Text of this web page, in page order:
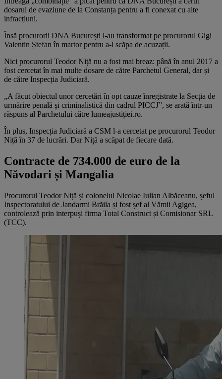
dosarul de evaziune de la Constanța pentru a fi conexat cu alte
infracțiuni.
Însă procurorii DNA București l-au transformat pe procurorul Gigi
Valentin Ștefan în martor pentru a-l scăpa de acuzații.
Nici procurorul Teodor Niță nu a fost mai breaz: până în anul 2017 a
fost cercetat în mai multe dosare de către Parchetul General, dar și
de către Inspecția Judiciară.
„A făcut obiectul unor cercetări în opt cauze înregistrate la Secția de
urmărire penală și criminalistică din cadrul PICCJ”, se arată într-un
răspuns al Parchetului către lumeajustiției.ro.
În plus, Inspecția Judiciară a CSM l-a cercetat pe procurorul Teodor
Niță în 37 de lucrări. Dar Niță a scăpat de fiecare dată.
Contracte de 734.000 de euro de la
Năvodari și Mangalia
Procurorul Teodor Niță și colonelul Nicolae Iulian Albăceanu, șeful
Inspectoratului de Jandarmi Brăila și fost șef al Vămii Agigea,
controlează prin interpuși firma Total Construct și Comisionar SRL
(TCC).